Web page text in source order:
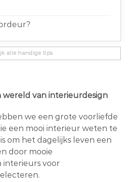
alle handige tips
wereld van interieurdesign
we een grote voorliefde
een mooi interieur weten te
om het dagelijks leven een
door mooie
interieurs voor